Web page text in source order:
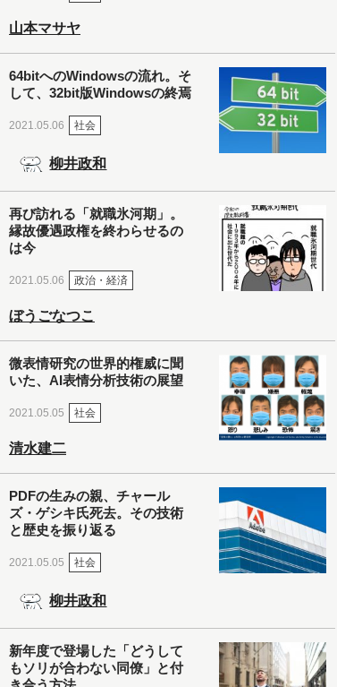
山本マサヤ
64bitへのWindowsの流れ。そ
して、32bit版Windowsの終焉
2021.05.06 社会
柳井政和
再び訪れる「就職氷河期」。
縁故優遇政権を終わらせるの
は今
2021.05.06 政治・経済
ぼうごなつこ
微表情研究の世界的権威に聞
いた、AI表情分析技術の展望
2021.05.05 社会
清水建二
PDFの生みの親、チャール
ズ・ゲシキ氏死去。その技術
と歴史を振り返る
2021.05.05 社会
柳井政和
新年度で登場した「どうして
もソリが合わない同僚」と付